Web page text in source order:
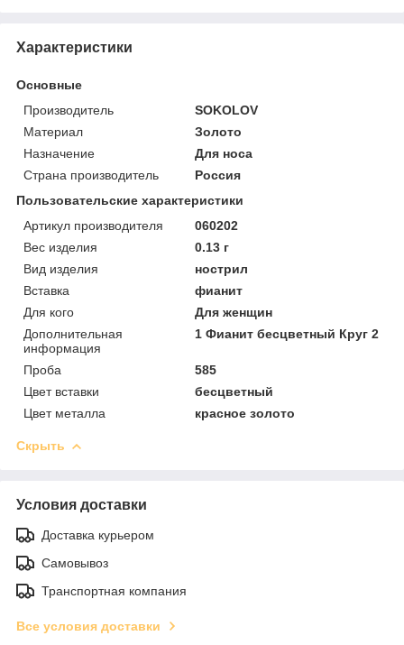
Характеристики
Основные
Производитель
SOKOLOV
Материал
Золото
Назначение
Для носа
Страна производитель
Россия
Пользовательские характеристики
Артикул производителя
060202
Вес изделия
0.13 г
Вид изделия
нострил
Вставка
фианит
Для кого
Для женщин
Дополнительная
информация
1 Фианит бесцветный Круг 2
Проба
585
Цвет вставки
бесцветный
Цвет металла
красное золото
Скрыть
Условия доставки
Доставка курьером
Самовывоз
Транспортная компания
Все условия доставки